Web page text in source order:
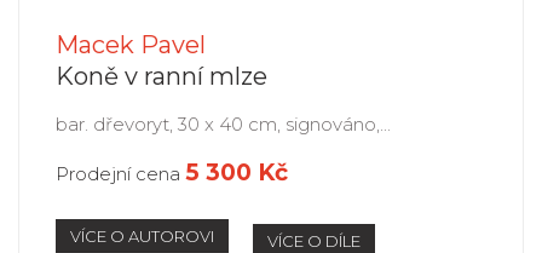
Macek Pavel
Koně v ranní mlze
bar. dřevoryt, 30 x 40 cm, signováno,...
Prodejní cena 5 300 Kč
VÍCE O AUTOROVI VÍCE O DÍLE